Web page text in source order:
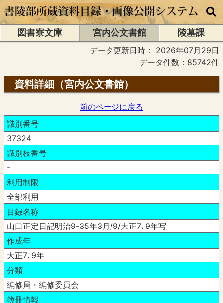
図書寮文庫 宮内公文書館
陵墓課
データ更新日時： 2026年07月29日
データ件数：85742件
資料詳細（宮内公文書館）
前のページに戻る
識別番号
37324
識別枝番号
-
利用制限
全部利用
目録名称
山口正定日記明治9-35年3月/9/大正7､9年写
作成年
大正7､9年
分類
編修局・編修委員会
簿冊情報